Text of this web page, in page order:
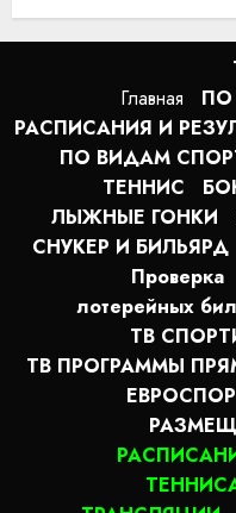
Главная
ПО
РАСПИСАНИЯ И
ПО ВИДАМ
ТЕННИС
ЛЫЖНЫЕ ГОНКИ
СНУКЕР И БИЛЬЯРД
Проверка
лотерейных
ТВ
ТВ ПРОГРАММЫ